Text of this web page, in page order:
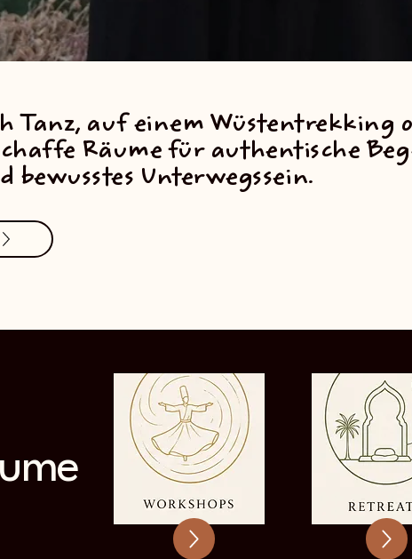
Tanz, auf einem Wüstentrekking
Räume für authentische
bewusstes Unterwegssein.